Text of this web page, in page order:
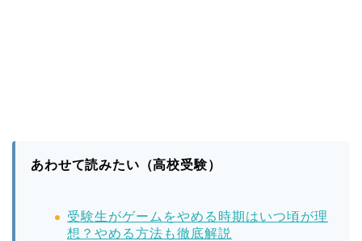
あわせて読みたい（高校受験）
受験生がゲームをやめる時期はいつ頃が理
想？やめる方法も徹底解説